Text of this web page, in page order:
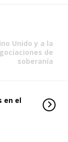
Unido y a la
de
soberanía
en el